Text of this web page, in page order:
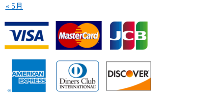
« 5月